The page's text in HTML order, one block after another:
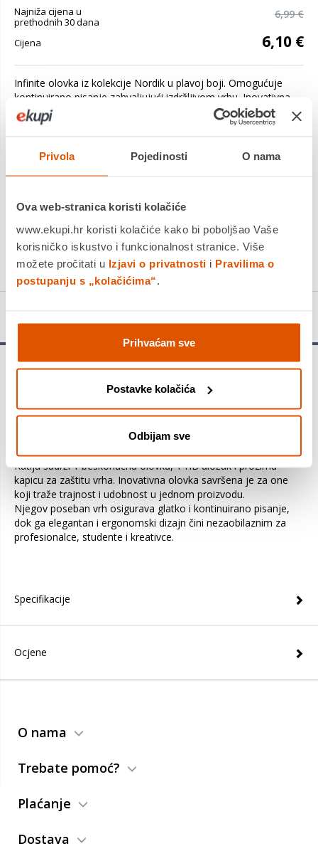
Privola Pojedinosti O nama
Ova web-stranica koristi kolačiće
www.ekupi.hr koristi kolačiće kako bi poboljšao Vaše
korisničko iskustvo i funkcionalnost stranice. Više
možete pročitati u Izjavi o privatnosti i Pravilima o
postupanju s „kolačićima“
Prihvaćam sve
Postavke kolačića
Odbijam sve
Najniža cijena u
prethodnih 30 dana
6,99 €
Cijena 6,10 €
Infinite olovka iz kolekcije Nordik u plavoj boji. Omogućuje
kontinuirano pisanje zahvaljujući izdržljivom vrhu. Inovativna
olovka Infinite omogućuje vam pisanje do 16 km bez potrebe
za &s...
Platite gotovinom pri preuzimanju, Internet bankarstvom, karticama
KUPITE ODMAH
Infinite olovka iz kolekcije Nordik u plavoj boji.
Omogućuje kontinuirano pisanje zahvaljujući izdržljivom vrhu.
bez potrebe za šiljenjem, čime vam pruža optimalan fokus
tijekom vaših aktivnosti pisanja i crtanja.
Kutija sadrži 1 beskonačnu olovku, 1 HB uložak i prozirnu
kapicu za zaštitu vrha. Inovativna olovka savršena je za one
koji traže trajnost i udobnost u jednom proizvodu.
Njegov poseban vrh osigurava glatko i kontinuirano pisanje,
dok ga elegantan i ergonomski dizajn čini nezaobilaznim za
profesionalce, studente i kreativce.
Specifikacije
Ocjene
O nama
Trebate pomoć?
Plaćanje
Dostava